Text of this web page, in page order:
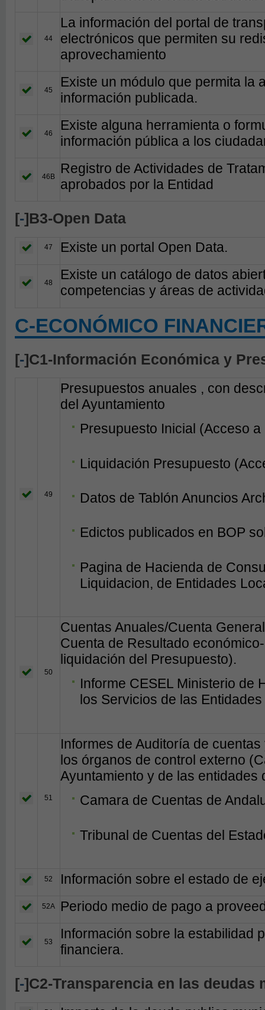
44
La información del portal de
electrónicos que permiten su
aprovechamiento
45
Existe un módulo que permita la
información publicada.
46
Existe alguna herramienta o
información pública a los
46B
Registro de Actividades de
aprobados por la Entidad
[-]B3-Open Data
47 Existe un portal Open Data.
48
Existe un catálogo de datos
competencias y áreas de
C-ECONÓMICO
[-]C1-Información Económica y
49
Presupuestos anuales , con
del Ayuntamiento
Presupuesto Inicial (Acceso
Liquidación Presupuesto
Datos de Tablón Anuncios
Edictos publicados en BOP
Pagina de Hacienda de
Liquidacion, de Entidades
50
Cuentas Anuales/Cuenta
Cuenta de Resultado
liquidación del Presupuesto).
Informe CESEL Ministerio de
los Servicios de las
51
Informes de Auditoría de
los órganos de control externo
Ayuntamiento y de las entidades
Camara de Cuentas de
Tribunal de Cuentas del
52 Información sobre el estado de
52A Periodo medio de pago a
53
Información sobre la estabilidad
financiera.
[-]C2-Transparencia en las deudas